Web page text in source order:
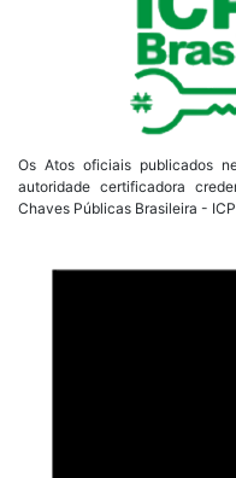
Os Atos oficiais publicados
autoridade certificadora
Chaves Públicas Brasileira -